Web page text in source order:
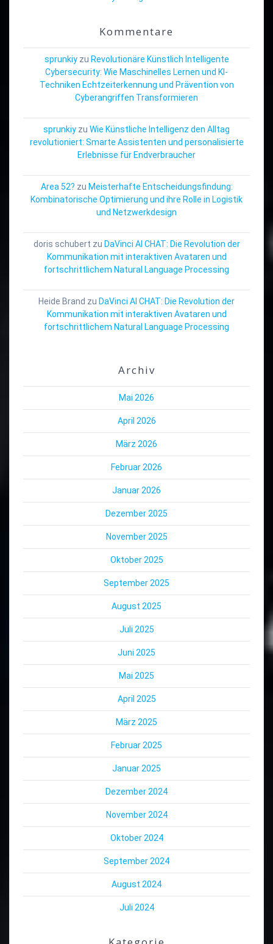
Kommentare
sprunkiyzu Revolutionäre Künstlich Intelligente
Cybersecurity: Wie Maschinelles Lernen und KI-
Techniken Echtzeiterkennung und Prävention von
Cyberangriffen Transformieren
sprunkiy zu Wie Künstliche Intelligenz den Alltag
revolutioniert: Smarte Assistenten und personalisierte
Erlebnisse für Endverbraucher
Area 52? zu Meisterhafte Entscheidungsfindung:
Kombinatorische Optimierung und ihre Rolle in Logistik
und Netzwerkdesign
doris schubert zu DaVinci AI CHAT: Die Revolution der
Kommunikation mit interaktiven Avataren und
fortschrittlichem Natural Language Processing
Heide Brand zu DaVinci AI CHAT: Die Revolution der
Kommunikation mit interaktiven Avataren und
fortschrittlichem Natural Language Processing
Archiv
Mai 2026
April 2026
März 2026
Februar 2026
Januar 2026
Dezember 2025
November 2025
Oktober 2025
September 2025
August 2025
Juli 2025
Juni 2025
Mai 2025
April 2025
März 2025
Februar 2025
Januar 2025
Dezember 2024
November 2024
Oktober 2024
September 2024
August 2024
Juli 2024